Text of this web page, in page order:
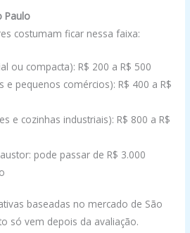
Paulo
costumam ficar nessa faixa:
ou compacta): R$ 200 a R$ 500
e pequenos comércios): R$ 400 a R$
e cozinhas industriais): R$ 800 a R$
pode passar de R$ 3.000
baseadas no mercado de São
só vem depois da avaliação.